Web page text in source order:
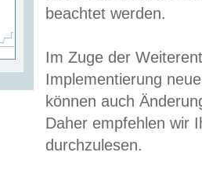
beachtet werden.
Im Zuge der
Implementierung
können auch
Daher empfehlen wir
durchzulesen.